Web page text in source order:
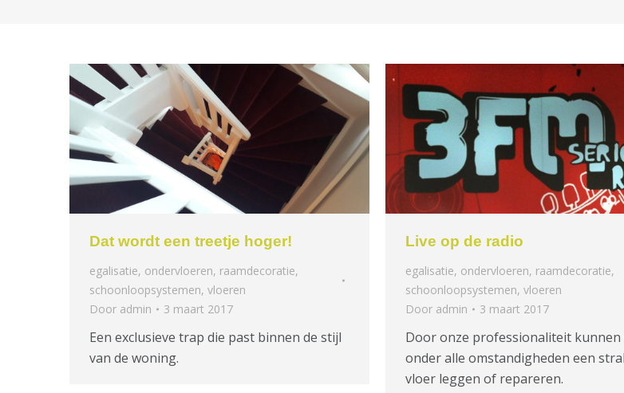
Dat wordt een treetje hoger!
egalisatie, ondervloeren, raamdecoratie,
schoonloopsystemen, vloeren
Door admin 3 maart 2017
Een exclusieve trap die past binnen de stijl
van de woning.
Live op de radio
egalisatie, ondervloeren, raamdecoratie,
schoonloopsystemen, vloeren
Door admin 3 maart 2017
Door onze professionaliteit kunnen
onder alle omstandigheden een
vloer leggen of repareren.